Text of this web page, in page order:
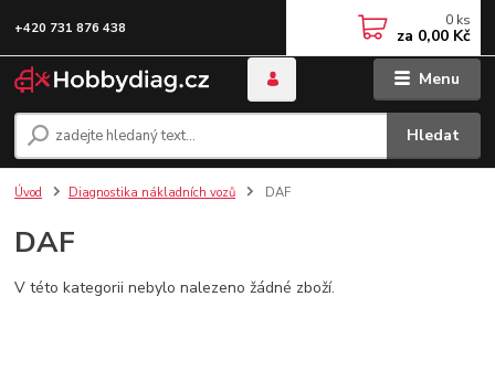
Menu
Hledat
+420 731 876 438 0 ks
za 0,00 Kč
Úvod Diagnostika nákladních vozů DAF
DAF
V této kategorii nebylo nalezeno žádné zboží.